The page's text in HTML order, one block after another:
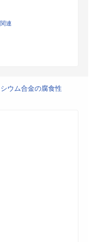
連
ウム合金の腐食性